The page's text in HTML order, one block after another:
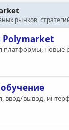
рынков,
Polymarket
платформы, новые
ввод/вывод,